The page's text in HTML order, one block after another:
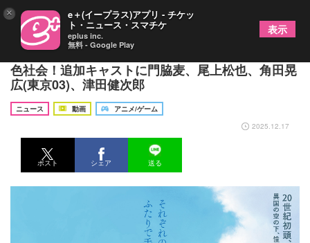
劇場アニメ『パリに咲くエトワール』主題歌は緑黄
色社会！追加キャストに門脇麦、尾上松也、角田晃
広(東京03)、津田健次郎
ニュース 動画
アニメ/ゲーム
2025.12.17
ポスト シェア 送る
× e＋(イープラス)アプリ - チケッ
ト・ニュース・スマチケ
eplus inc.
無料 - Google Play
表示